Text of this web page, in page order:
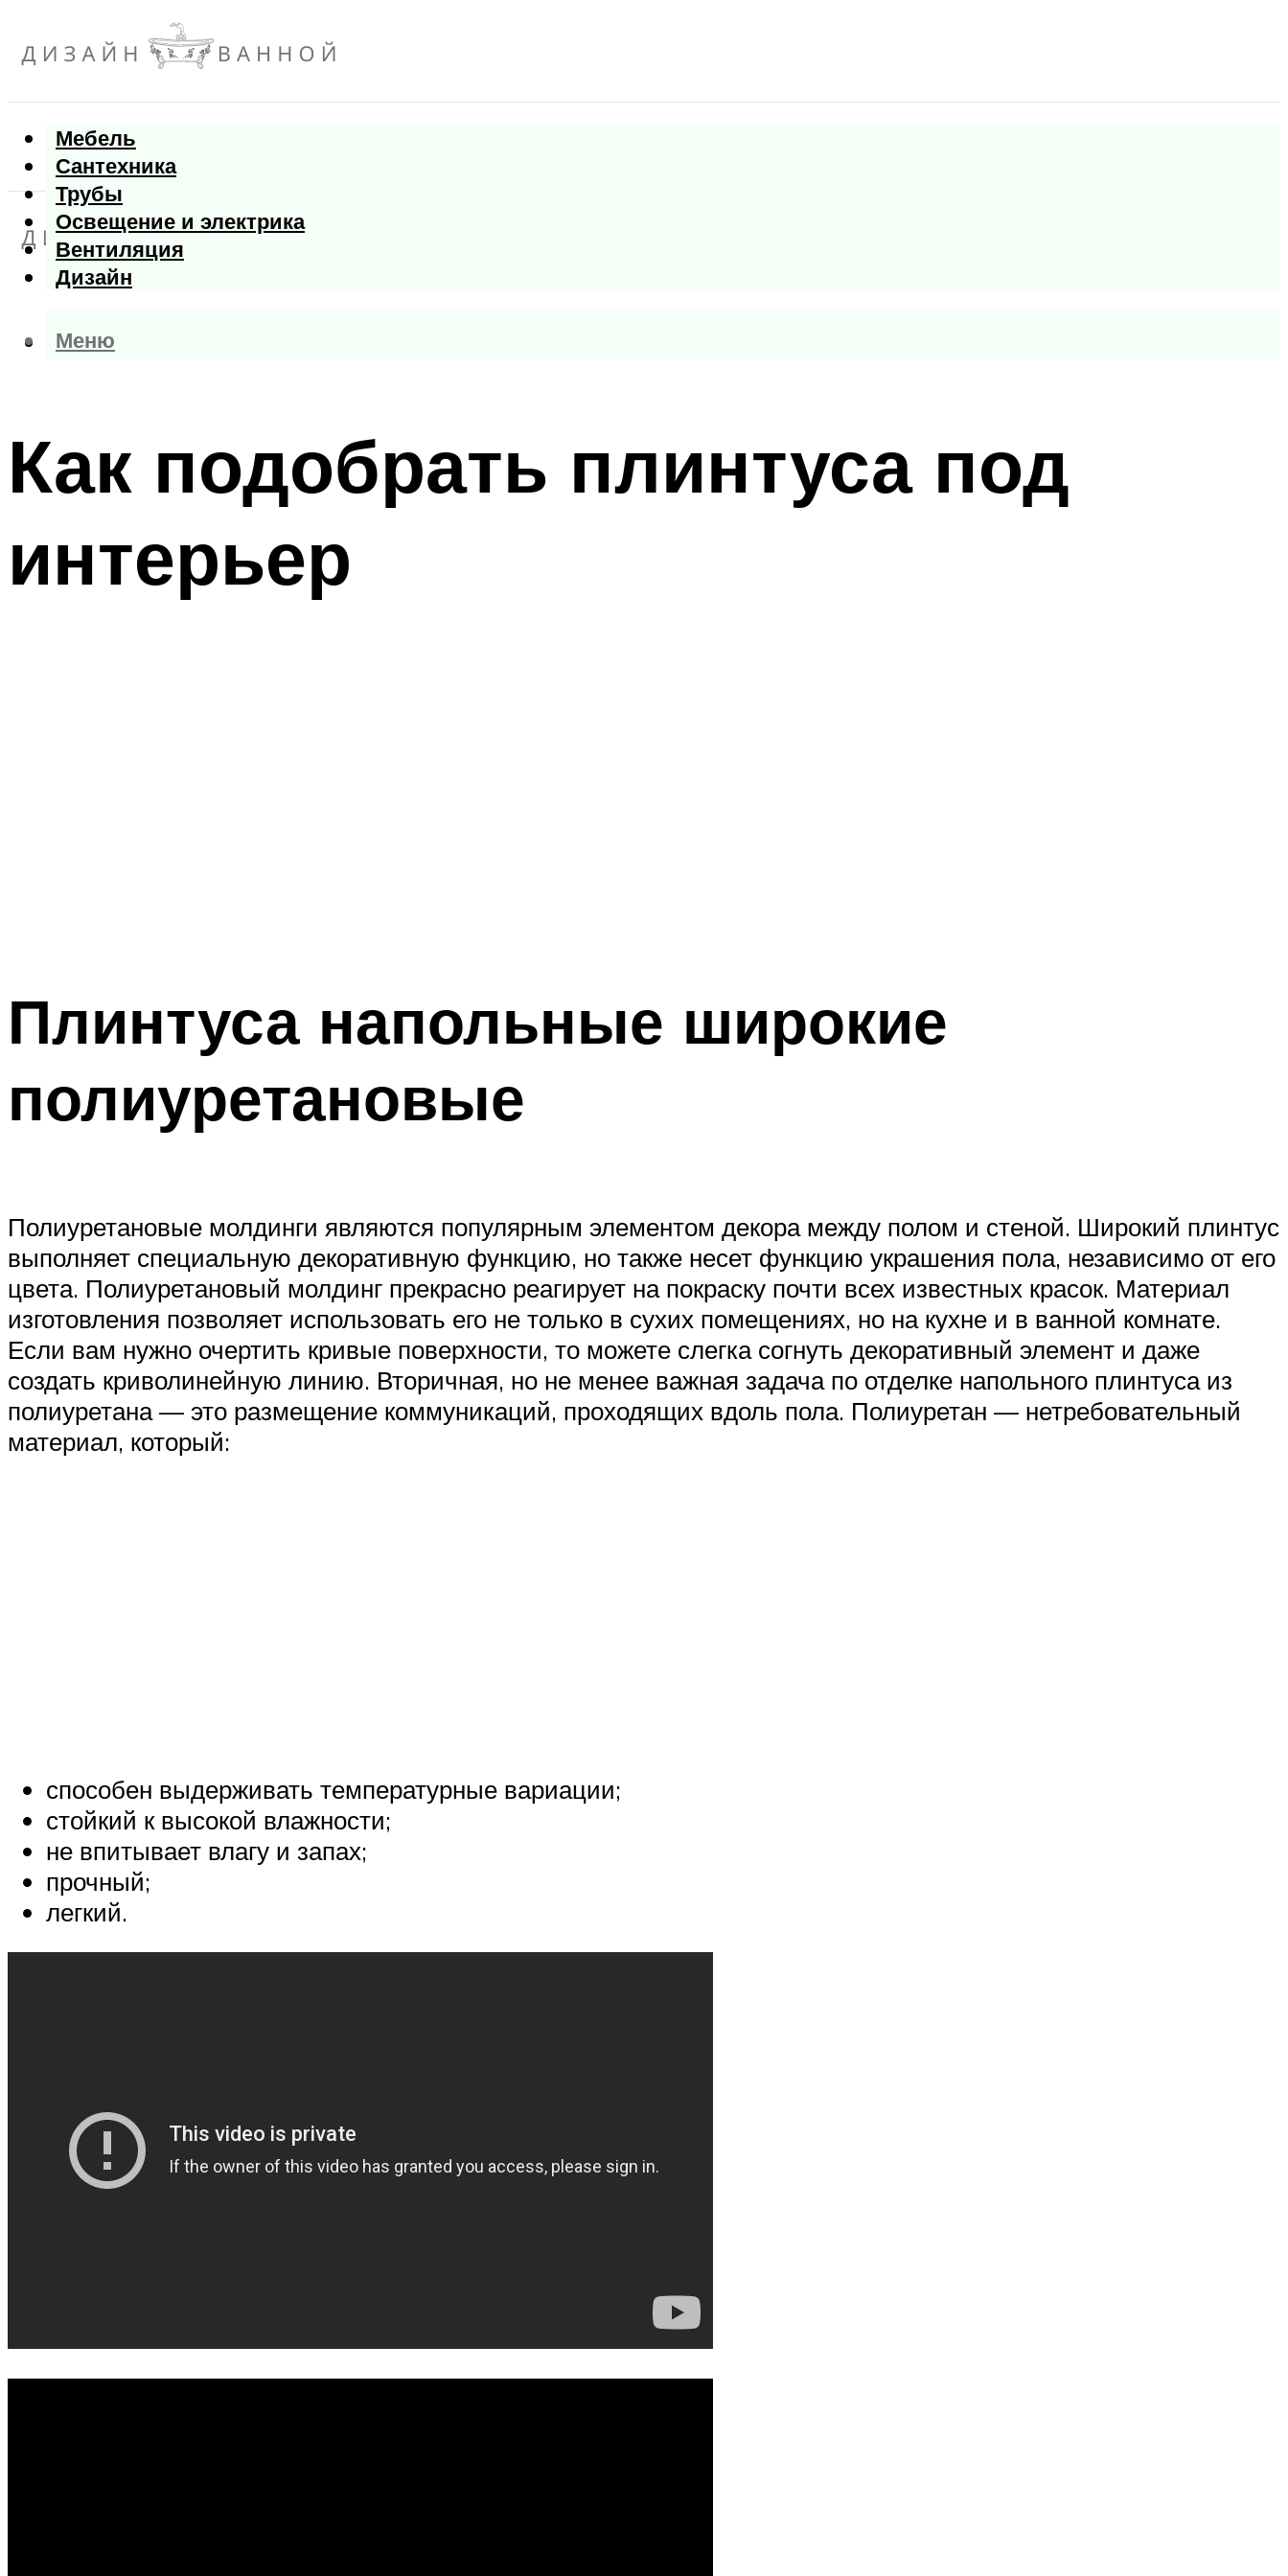
Мебель
Сантехника
Трубы
Освещение и электрика
Вентиляция
Дизайн
Меню
Меню
Как подобрать плинтуса под
интерьер
Плинтуса напольные широкие
полиуретановые
Полиуретановые молдинги являются популярным элементом декора между полом и стеной. Широкий плинтус
выполняет специальную декоративную функцию, но также несет функцию украшения пола, независимо от его
цвета. Полиуретановый молдинг прекрасно реагирует на покраску почти всех известных красок. Материал
изготовления позволяет использовать его не только в сухих помещениях, но на кухне и в ванной комнате.
Если вам нужно очертить кривые поверхности, то можете слегка согнуть декоративный элемент и даже
создать криволинейную линию. Вторичная, но не менее важная задача по отделке напольного плинтуса из
полиуретана — это размещение коммуникаций, проходящих вдоль пола. Полиуретан — нетребовательный
материал, который:
способен выдерживать температурные вариации;
стойкий к высокой влажности;
не впитывает влагу и запах;
прочный;
легкий.